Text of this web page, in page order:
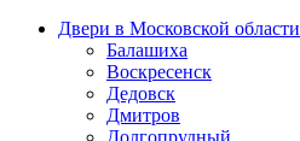
Двери в Московской области
Балашиха
Воскресенск
Дедовск
Дмитров
Долгопрудный